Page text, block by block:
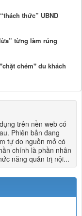
thức” UBND
từng làm rúng
chém" du khách
trên nền web có
Phiên bản đang
tự do nguồn mở có
chính là phần nhân
năng quản trị nội...